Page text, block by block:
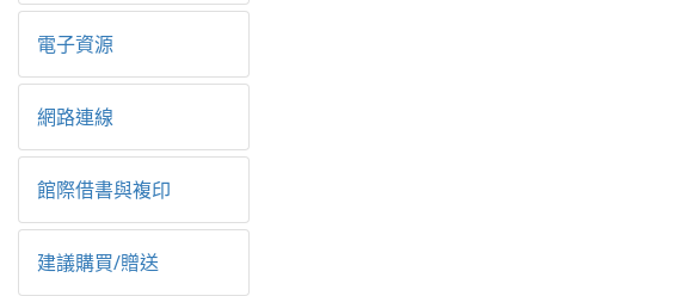
電子資源
網路連線
館際借書與複印
建議購買/贈送